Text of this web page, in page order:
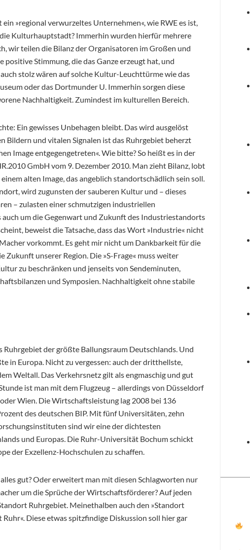
»regional verwurzeltes Unternehmen«, wie RWE es ist,
Kulturhauptstadt? Immerhin wurden hierfür mehrere
wir teilen die Bilanz der Organisatoren im Großen und
positive Stimmung, die das Ganze erzeugt hat, und
stolz wären auf solche Kultur-Leuchttürme wie das
oder das Dortmunder U. Immerhin sorgen diese
Nachhaltigkeit. Zumindest im kulturellen Bereich.
Ein gewisses Unbehagen bleibt. Das wird ausgelöst
Bildern und vitalen Signalen ist das Ruhrgebiet beherzt
Image entgegengetreten«. Wie bitte? So heißt es in der
GmbH vom 9. Dezember 2010. Man zieht Bilanz, lobt
alten Image, das angeblich standortschädlich sein soll.
wird zugunsten der sauberen Kultur und – dieses
– zulasten einer schmutzigen industriellen
um die Gegenwart und Zukunft des Industriestandorts
beweist die Tatsache, dass das Wort »Industrie« nicht
vorkommt. Es geht mir nicht um Dankbarkeit für die
Zukunft unserer Region. Die »S-Frage« muss weiter
zu beschränken und jenseits von Sendeminuten,
und Symposien. Nachhaltigkeit ohne stabile
der größte Ballungsraum Deutschlands. Und
in Europa. Nicht zu vergessen: auch der dritthellste,
Weltall. Das Verkehrsnetz gilt als engmaschig und gut
ist man mit dem Flugzeug – allerdings von Düsseldorf
Wien. Die Wirtschaftsleistung lag 2008 bei 136
des deutschen BIP. Mit fünf Universitäten, zehn
sind wir eine der dichtesten
und Europas. Die Ruhr-Universität Bochum schickt
der Exzellenz-Hochschulen zu schaffen.
gut? Oder erweitert man mit diesen Schlagworten nur
um die Sprüche der Wirtschaftsförderer? Auf jeden
Ruhrgebiet. Meinethalben auch den »Standort
Diese etwas spitzfindige Diskussion soll hier gar